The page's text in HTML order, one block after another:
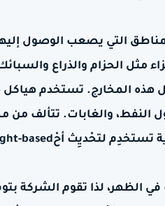
التي يصعب الوصول
مثل الحزام والذراع
هذه المخارج. تستخدم هياكل
النفط، والغابات. تتألف من
الظهر، لذا تقوم الشركة